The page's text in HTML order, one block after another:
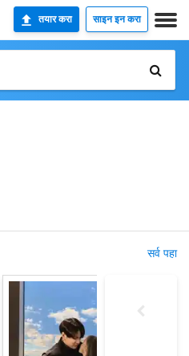
तयार करा साइन इन करा
सर्व पहा